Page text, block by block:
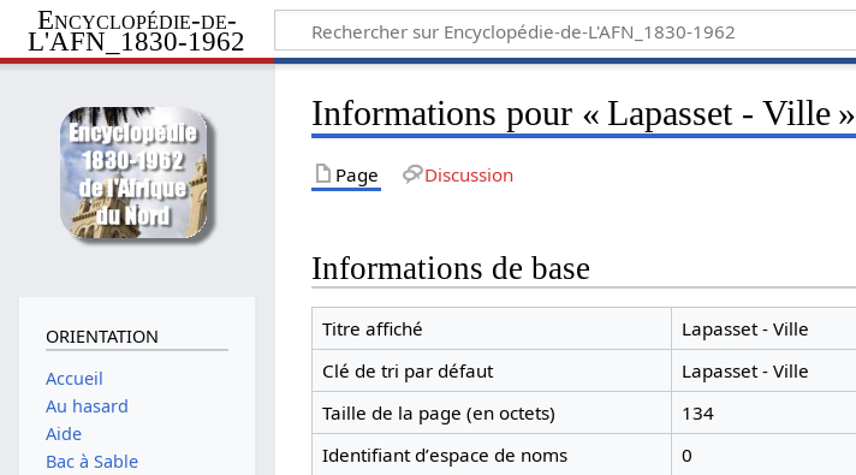
Encyclopédie-de-
L'AFN_1830-1962
Informations pour « Lapasset - Ville »
Page Discussion
Informations de base
Titre affiché
Lapasset - Ville
Clé de tri par défaut
Lapasset - Ville
Taille de la page (en octets)
134
Identifiant dʼespace de noms
0
ORIENTATION
Accueil
Au hasard
Aide
Bac à Sable